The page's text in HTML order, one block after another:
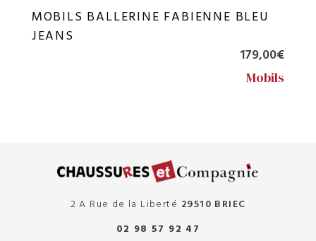
MOBILS BALLERINE FABIENNE BLEU
JEANS
179,00€
Mobils
2 A Rue de la Liberté 29510 BRIEC
02 98 57 92 47